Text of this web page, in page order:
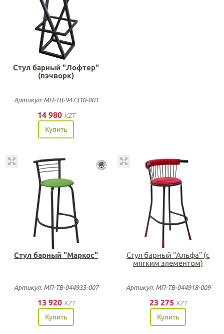
Стул барный "Лофтер"
(пэчворк)
Артикул: МП-ТВ-947310-001
14 980 KZT
Купить
Стул барный "Маркос"
Артикул: МП-ТВ-044933-007
13 920 KZT
Купить
Стул барный "Альфа" (с
мягким элементом)
Артикул: МП-ТВ-044918-009
23 275 KZT
Купить